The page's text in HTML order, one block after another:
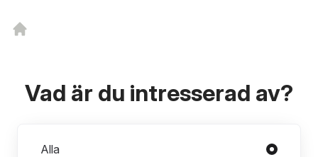
Vad är du intresserad av?
Alla